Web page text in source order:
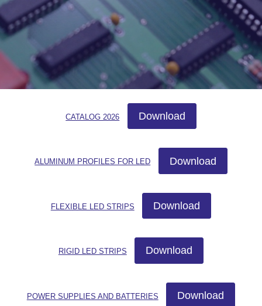
CATALOG 2026 Download
ALUMINUM PROFILES FOR LED Download
FLEXIBLE LED STRIPS Download
RIGID LED STRIPS Download
POWER SUPPLIES AND BATTERIES Download